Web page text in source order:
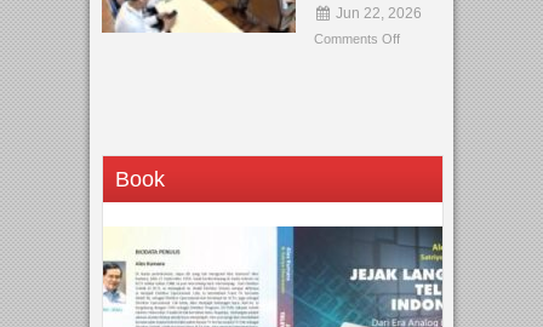
Jun 22, 2026
Comments Off
Book